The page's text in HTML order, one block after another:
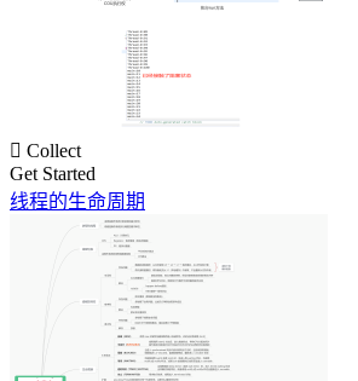
 Collect
Get Started
线程的生命周期